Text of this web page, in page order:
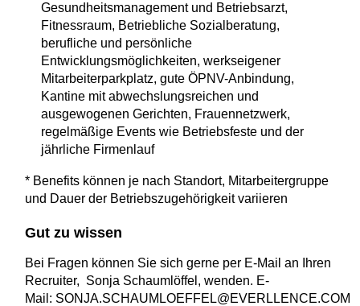
Gesundheitsmanagement und Betriebsarzt,
Fitnessraum, Betriebliche Sozialberatung,
berufliche und persönliche
Entwicklungsmöglichkeiten, werkseigener
Mitarbeiterparkplatz, gute ÖPNV-Anbindung,
Kantine mit abwechslungsreichen und
ausgewogenen Gerichten, Frauennetzwerk,
regelmäßige Events wie Betriebsfeste und der
jährliche Firmenlauf
* Benefits können je nach Standort, Mitarbeitergruppe
und Dauer der Betriebszugehörigkeit variieren
Gut zu wissen
Bei Fragen können Sie sich gerne per E-Mail an Ihren
Recruiter, Sonja Schaumlöffel, wenden. E-
Mail: SONJA.SCHAUMLOEFFEL@EVERLLENCE.COM